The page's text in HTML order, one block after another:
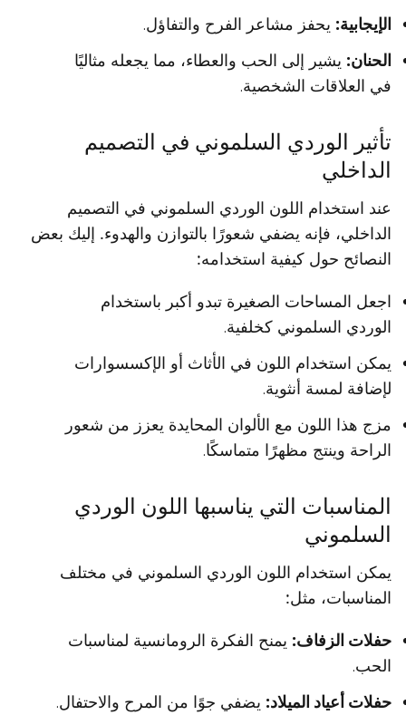
الإيجابية: يحفز مشاعر الفرح والتفاؤل.
الحنان: يشير إلى الحب والعطاء، مما يجعله مثاليًا
في العلاقات الشخصية.
تأثير الوردي السلموني في التصميم
الداخلي
عند استخدام اللون الوردي السلموني في التصميم
الداخلي، فإنه يضفي شعورًا بالتوازن والهدوء. إليك بعض
النصائح حول كيفية استخدامه:
اجعل المساحات الصغيرة تبدو أكبر باستخدام
الوردي السلموني كخلفية.
يمكن استخدام اللون في الأثاث أو الإكسسوارات
لإضافة لمسة أنثوية.
مزج هذا اللون مع الألوان المحايدة يعزز من شعور
الراحة وينتج مظهرًا متماسكًا.
المناسبات التي يناسبها اللون الوردي
السلموني
يمكن استخدام اللون الوردي السلموني في مختلف
المناسبات، مثل:
حفلات الزفاف: يمنح الفكرة الرومانسية لمناسبات
الحب.
حفلات أعياد الميلاد: يضفي جوًا من المرح والاحتفال.